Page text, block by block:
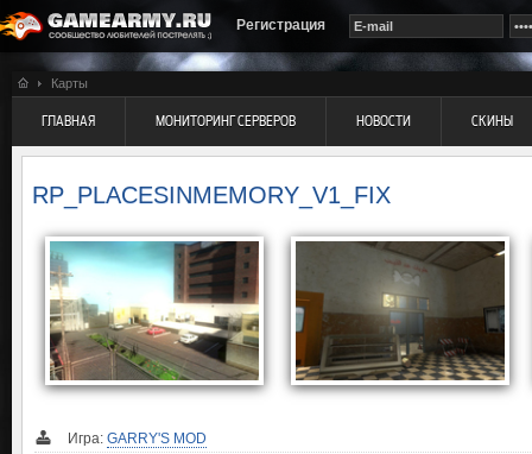
Регистрация
Карты
ГЛАВНАЯ МОНИТОРИНГ СЕРВЕРОВ НОВОСТИ СКИНЫ
RP_PLACESINMEMORY_V1_FIX
Игра: GARRY'S MOD